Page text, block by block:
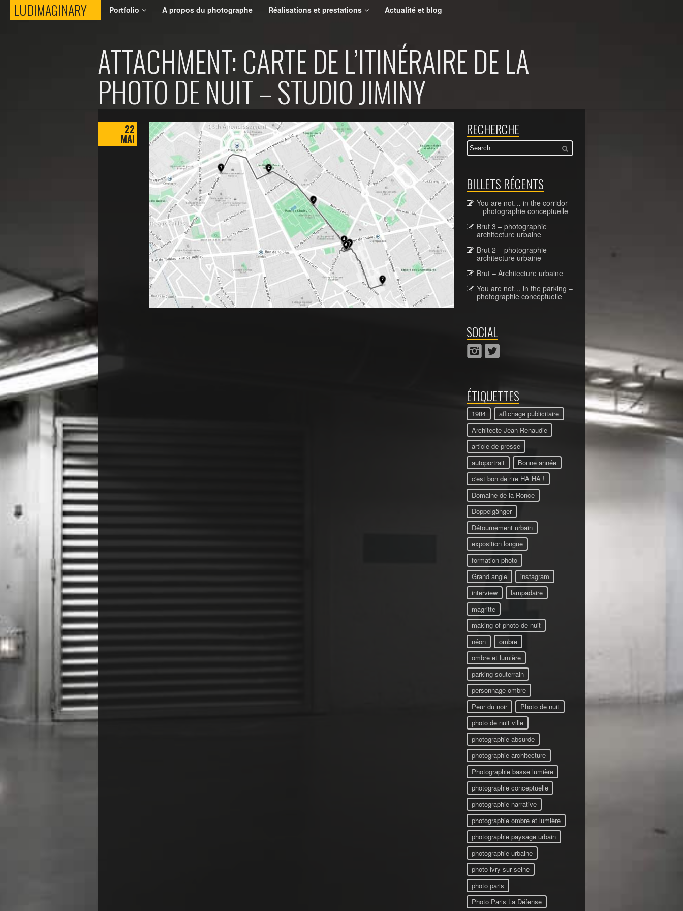
LUDIMAGINARYLUDIMAGINARY
Portfolio A propos du photographe Réalisations et prestations Actualité et blog
ATTACHMENT: CARTE DE L’ITINÉRAIRE DE LA
PHOTO DE NUIT – STUDIO JIMINY
22
MAI
RECHERCHE
BILLETS RÉCENTS
You are not… in the corridor
– photographie conceptuelle
Brut 3 – photographie
architecture urbaine
Brut 2 – photographie
architecture urbaine
Brut – Architecture urbaine
You are not… in the parking –
photographie conceptuelle
SOCIAL
ÉTIQUETTES
1984
affichage publicitaire
Architecte Jean Renaudie
article de presse
autoportrait
Bonne année
c'est bon de rire HA HA !
Domaine de la Ronce
Doppelgänger
Détournement urbain
exposition longue
formation photo
Grand angle
instagram
interview
lampadaire
magritte
making of photo de nuit
néon
ombre
ombre et lumière
parking souterrain
personnage ombre
Peur du noir
Photo de nuit
photo de nuit ville
photographie absurde
photographie architecture
Photographie basse lumière
photographie conceptuelle
photographie narrative
photographie ombre et lumière
photographie paysage urbain
photographie urbaine
photo ivry sur seine
photo paris
Photo Paris La Défense